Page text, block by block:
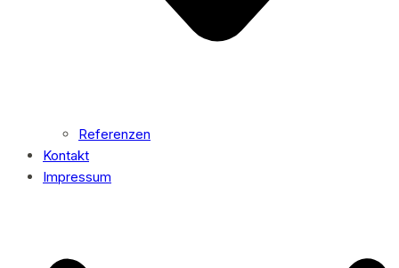
Referenzen
Kontakt
Impressum